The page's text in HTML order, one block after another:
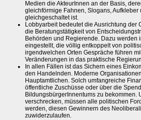
Medien die AkteurInnen an der Basis,
gleichförmige Fahnen, Slogans, Aufkleber
gleichgeschaltet ist.
Lobbyarbeit bedeutet die Ausrichtung der
die Beratungstätigkeit von
Behörden und Regierende. Dazu werden
eingestellt, die völlig entkoppelt von
irgendwelchen Orten Gespräche führen
Veränderungen in das praktische
In allen Fällen ist das Sichern eines
den Handelnden. Moderne
Hauptamtlichen. Solch umfangreiche
öffentliche Zuschüsse oder über die
BildungsbürgerInnentums zu bekommen.
verschrecken, müssen alle politischen
werden, diesen Gewinnern des
zuwiderzulaufen.